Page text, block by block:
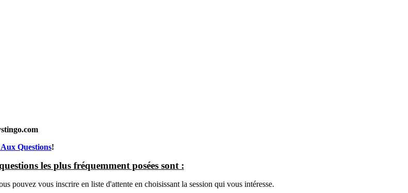
Questions!
les plus fréquemment posées sont :
pouvez vous inscrire en liste d'attente en choisissant la session qui vous intéresse.